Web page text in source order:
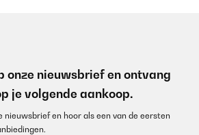
onze nieuwsbrief en ontvang
je volgende aankoop.
nieuwsbrief en hoor als een van de eersten